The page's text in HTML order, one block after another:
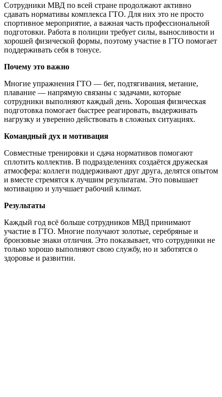
Сотрудники МВД по всей стране продолжают активно
сдавать нормативы комплекса ГТО. Для них это не просто
спортивное мероприятие, а важная часть профессиональной
подготовки. Работа в полиции требует силы, выносливости и
хорошей физической формы, поэтому участие в ГТО помогает
поддерживать себя в тонусе.
Почему это важно
Многие упражнения ГТО — бег, подтягивания, метание,
плавание — напрямую связаны с задачами, которые
сотрудники выполняют каждый день. Хорошая физическая
подготовка помогает быстрее реагировать, выдерживать
нагрузку и уверенно действовать в сложных ситуациях.
Командный дух и мотивация
Совместные тренировки и сдача нормативов помогают
сплотить коллектив. В подразделениях создаётся дружеская
атмосфера: коллеги поддерживают друг друга, делятся опытом
и вместе стремятся к лучшим результатам. Это повышает
мотивацию и улучшает рабочий климат.
Результаты
Каждый год всё больше сотрудников МВД принимают
участие в ГТО. Многие получают золотые, серебряные и
бронзовые знаки отличия. Это показывает, что сотрудники не
только хорошо выполняют свою службу, но и заботятся о
здоровье и развитии.